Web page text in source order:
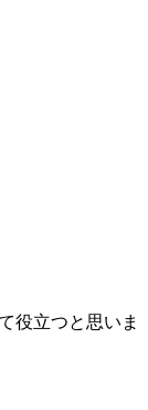
役立つと思いま